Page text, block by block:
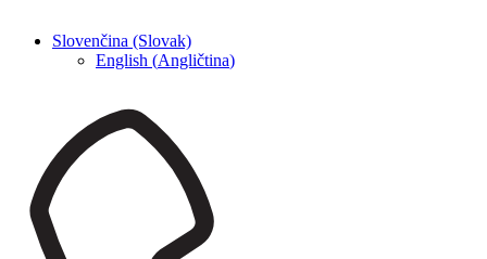
Slovenčina (Slovak)
English (Angličtina)